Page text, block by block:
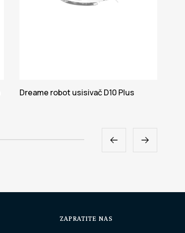
Dreame robot usisivač D10 Plus
ZAPRATITE NAS